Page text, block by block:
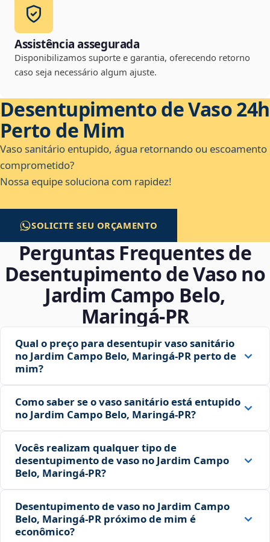
Assistência assegurada
Disponibilizamos suporte e garantia, oferecendo retorno
caso seja necessário algum ajuste.
Desentupimento de Vaso 24h
Perto de Mim
Vaso sanitário entupido, água retornando ou escoamento
comprometido?
Nossa equipe soluciona com rapidez!
SOLICITE SEU ORÇAMENTO
Perguntas Frequentes de
Desentupimento de Vaso no
Jardim Campo Belo,
Maringá‑PR
Qual o preço para desentupir vaso sanitário
no Jardim Campo Belo, Maringá‑PR perto de
mim?
Como saber se o vaso sanitário está entupido
no Jardim Campo Belo, Maringá‑PR?
Vocês realizam qualquer tipo de
desentupimento de vaso no Jardim Campo
Belo, Maringá‑PR?
Desentupimento de vaso no Jardim Campo
Belo, Maringá‑PR próximo de mim é
econômico?